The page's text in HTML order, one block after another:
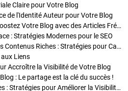
Claire pour Votre Blog
de l'Identité Auteur pour Votre Blog
Stratégies de Publication : Boostez Votre Blog avec des Articles Fréquents et Exclusifs
: Stratégies Modernes pour le SEO
Enrichir Vos Articles avec des Contenus Riches : Stratégies pour Captiver et Optimiser
Liens
Accroître la Visibilité de Votre Blog
: Le partage est la clé du succès !
Optimisation SEO des Articles : Stratégies pour Améliorer la Visibilité de Votre Blog